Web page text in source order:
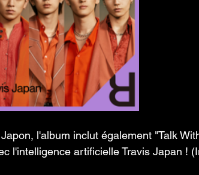
l'album inclut également "Talk
l'intelligence artificielle Travis Japan !